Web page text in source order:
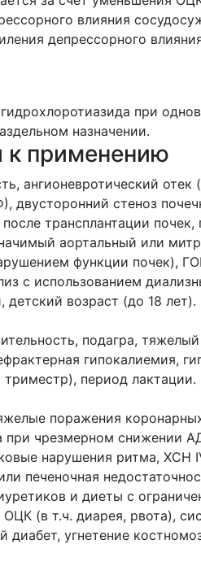
влияния
депрессорного
при
назначении.
к применению
ангионевротический отек
двусторонний стеноз
трансплантации
аортальный или
функции почек),
с использованием
детский возраст (до 18 лет).
подагра,
гипокалиемия,
период лактации.
поражения
при чрезмерном снижении
нарушения ритма, ХСН
печеночная
и диеты с
(в т.ч. диарея, рвота),
диабет, угнетение